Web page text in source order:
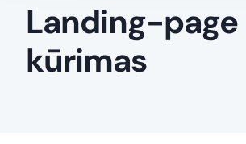
Landing-page
kūrimas
Paslaugos
Įsigyti